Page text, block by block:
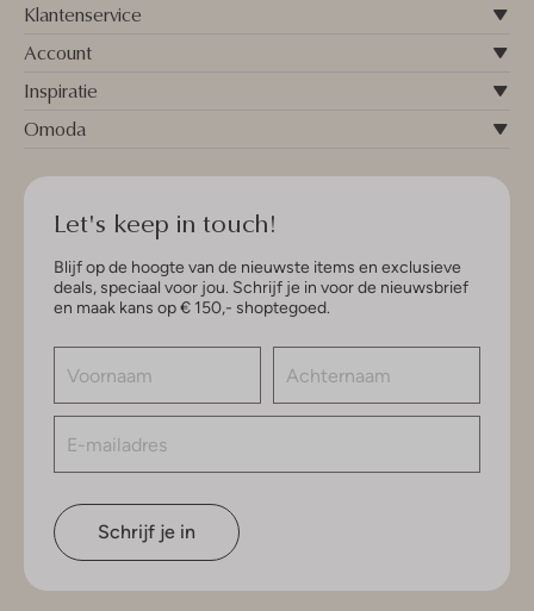
Klantenservice
Account
Inspiratie
Omoda
Let's keep in touch!
Blijf op de hoogte van de nieuwste items en exclusieve
deals, speciaal voor jou. Schrijf je in voor de nieuwsbrief
en maak kans op € 150,- shoptegoed.
Schrijf je in